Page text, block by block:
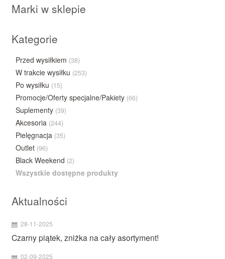
Marki w sklepie
Kategorie
Przed wysiłkiem (38)
W trakcie wysiłku (253)
Po wysiłku (15)
Promocje/Oferty specjalne/Pakiety (66)
Suplementy (39)
Akcesoria (244)
Pielęgnacja (35)
Outlet (96)
Black Weekend (2)
Wszystkie dostępne produkty
Aktualności
28-11-2025
Czarny piątek, zniżka na cały asortyment!
02-09-2025